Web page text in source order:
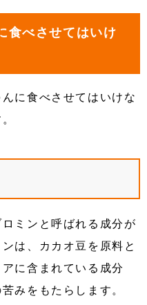
食べさせてはいけ
に食べさせてはいけな
ミンと呼ばれる成分が
は、カカオ豆を原料と
に含まれている成分
みをもたらします。